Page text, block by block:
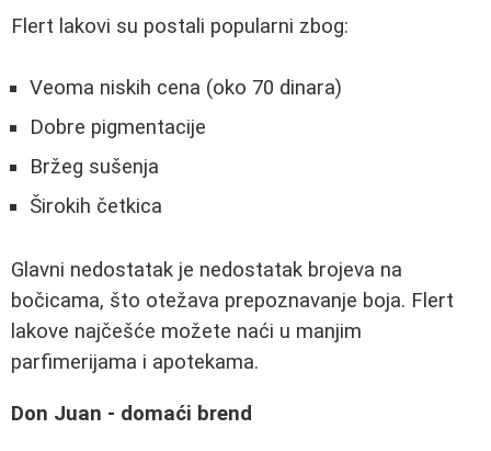
Flert lakovi su postali popularni zbog:
Veoma niskih cena (oko 70 dinara)
Dobre pigmentacije
Bržeg sušenja
Širokih četkica
Glavni nedostatak je nedostatak brojeva na
bočicama, što otežava prepoznavanje boja. Flert
lakove najčešće možete naći u manjim
parfimerijama i apotekama.
Don Juan - domaći brend